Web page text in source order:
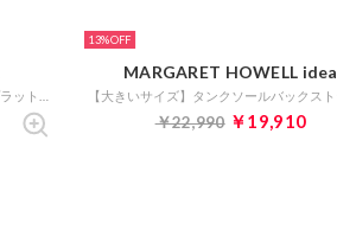
13%
MARGARET HOWELL idea
￥22,990 ￥19,910